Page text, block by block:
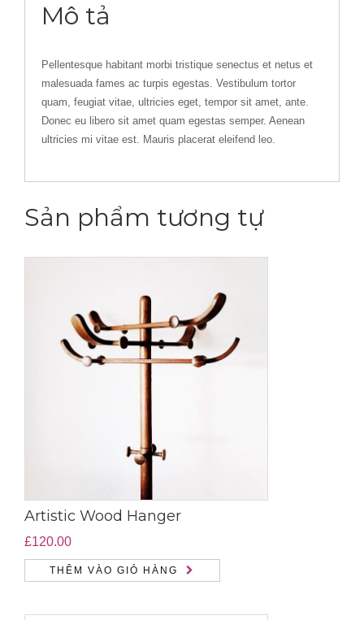
Mô tả
Pellentesque habitant morbi tristique senectus et netus et
malesuada fames ac turpis egestas. Vestibulum tortor
quam, feugiat vitae, ultricies eget, tempor sit amet, ante.
Donec eu libero sit amet quam egestas semper. Aenean
ultricies mi vitae est. Mauris placerat eleifend leo.
Sản phẩm tương tự
Artistic Wood Hanger
£120.00
THÊM VÀO GIỎ HÀNG